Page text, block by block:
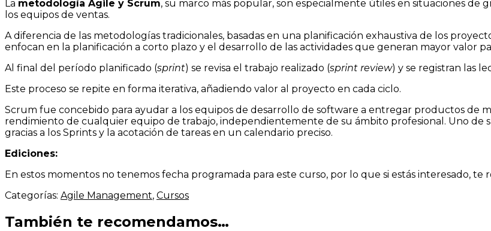
La metodología Agile y Scrum, su marco más popular, son especialmente útiles en situaciones
los equipos de ventas.
A diferencia de las metodologías tradicionales, basadas en una planificación exhaustiva de los
enfocan en la planificación a corto plazo y el desarrollo de las actividades que generan mayor valor
Al final del período planificado (sprint) se revisa el trabajo realizado (sprint review) y se registran las
Este proceso se repite en forma iterativa, añadiendo valor al proyecto en cada ciclo.
Scrum fue concebido para ayudar a los equipos de desarrollo de software a entregar productos de
rendimiento de cualquier equipo de trabajo, independientemente de su ámbito profesional. Uno de
gracias a los Sprints y la acotación de tareas en un calendario preciso.
Ediciones:
En estos momentos no tenemos fecha programada para este curso, por lo que si estás interesado, te
Categorías: Agile Management, Cursos
También te recomendamos…